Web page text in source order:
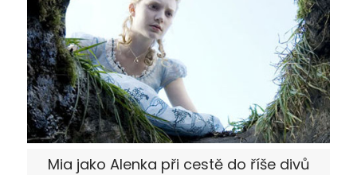
Mia jako Alenka při cestě do říše divů